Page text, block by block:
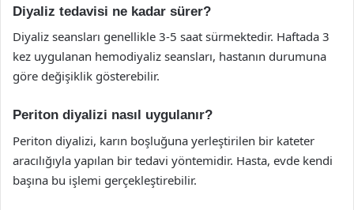
Diyaliz tedavisi ne kadar sürer?
Diyaliz seansları genellikle 3-5 saat sürmektedir. Haftada 3
kez uygulanan hemodiyaliz seansları, hastanın durumuna
göre değişiklik gösterebilir.
Periton diyalizi nasıl uygulanır?
Periton diyalizi, karın boşluğuna yerleştirilen bir kateter
aracılığıyla yapılan bir tedavi yöntemidir. Hasta, evde kendi
başına bu işlemi gerçekleştirebilir.